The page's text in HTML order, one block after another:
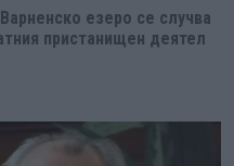
езеро се случва
пристанищен деятел